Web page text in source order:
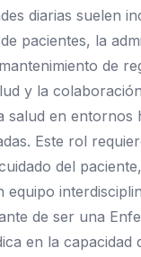
diarias suelen
pacientes, la
de
y la
salud en entornos
Este rol
del
equipo
de ser una
en la capacidad